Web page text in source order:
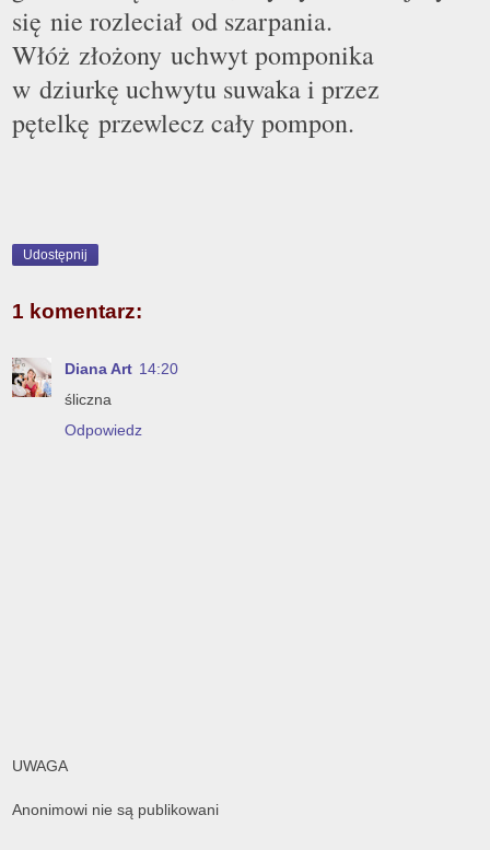
się nie rozleciał od szarpania.
Włóż złożony uchwyt pomponika
w dziurkę uchwytu suwaka i przez
pętelkę przewlecz cały pompon.
Udostępnij
1 komentarz:
Diana Art 14:20
śliczna
Odpowiedz
UWAGA
Anonimowi nie są publikowani